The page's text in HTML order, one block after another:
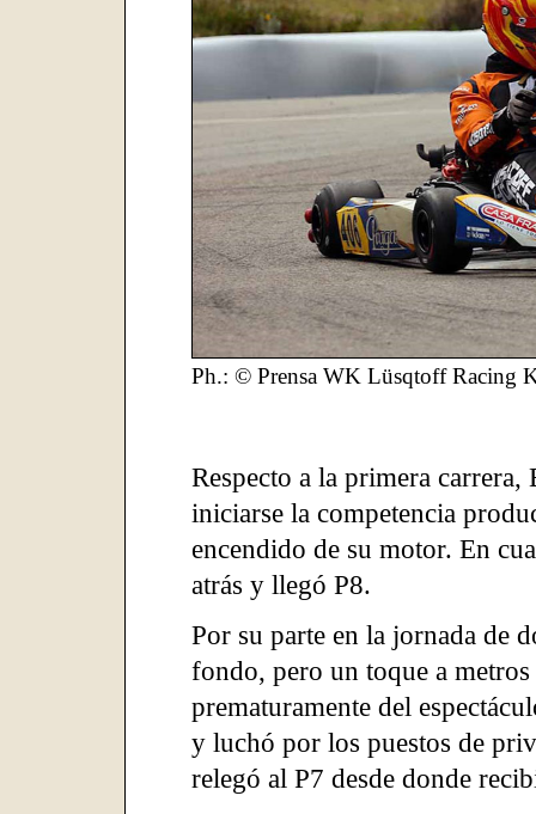
Ph.: © Prensa WK Lüsqtoff Racing
Respecto a la primera
iniciarse la competencia
encendido de su motor. En
atrás y llegó P8.
Por su parte en la jornada de
fondo, pero un toque a
prematuramente del
y luchó por los puestos de
relegó al P7 desde donde